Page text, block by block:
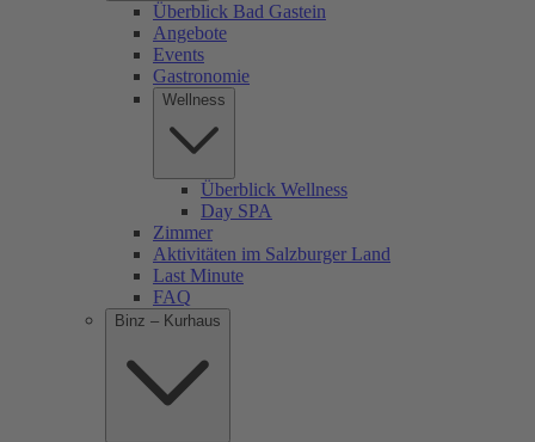
Überblick Bad Gastein
Angebote
Events
Gastronomie
Wellness
Überblick Wellness
Day SPA
Zimmer
Aktivitäten im Salzburger Land
Last Minute
FAQ
Binz – Kurhaus